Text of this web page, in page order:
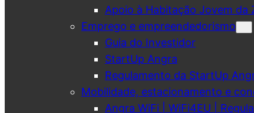
Apoio à Habitação Jovem da
Emprego e empreendedorismo
Guia do Investidor
StartUp Angra
Regulamento da StartUp
Mobilidade, estacionamento e
Angra WiFi | WiFi4EU |